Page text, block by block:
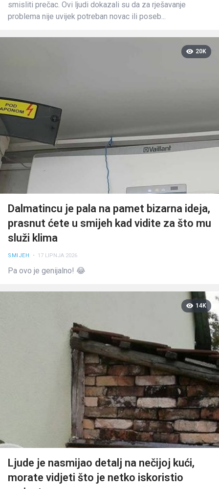
smisliti prečac. Ovi ljudi dokazali su da za rješavanje
problema nije uvijek potreban novac ili poseb...
20K
Dalmatincu je pala na pamet bizarna ideja,
prasnut ćete u smijeh kad vidite za što mu
služi klima
SMIJEH • 17 LIPNJA 2026
Pa ovo je genijalno! 😂
14K
Ljude je nasmijao detalj na nečijoj kući,
morate vidjeti što je netko iskoristio